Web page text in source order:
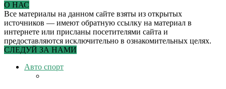
О НАС
Все материалы на данном сайте взяты из открытых
источников — имеют обратную ссылку на материал в
интернете или присланы посетителями сайта и
предоставляются исключительно в ознакомительных целях.
СЛЕДУЙ ЗА НАМИ
Авто спорт